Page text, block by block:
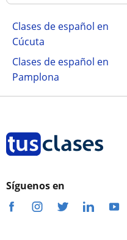
Clases de español en
Cúcuta
Clases de español en
Pamplona
Síguenos en